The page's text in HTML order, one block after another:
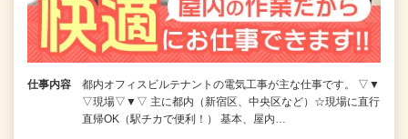
仕事内容
都内オフィスビルテナントの電気工事が主な仕事です。 ▽▼
▽現場▽▼▽ 主に都内（新宿区、中央区など）☆現場に直行
直帰OK（駅チカで便利！） 基本、屋内…